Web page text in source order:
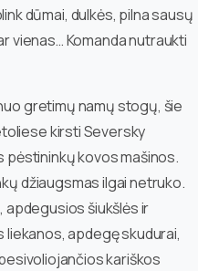
dūmai, dulkės, pilna sausų
vienas… Komanda nutraukti
gretimų namų stogų, šie
kirsti Seversky
pėstininkų kovos mašinos.
džiaugsmas ilgai netruko.
apdegusios šiukšlės ir
apdegę skudurai,
kariškos